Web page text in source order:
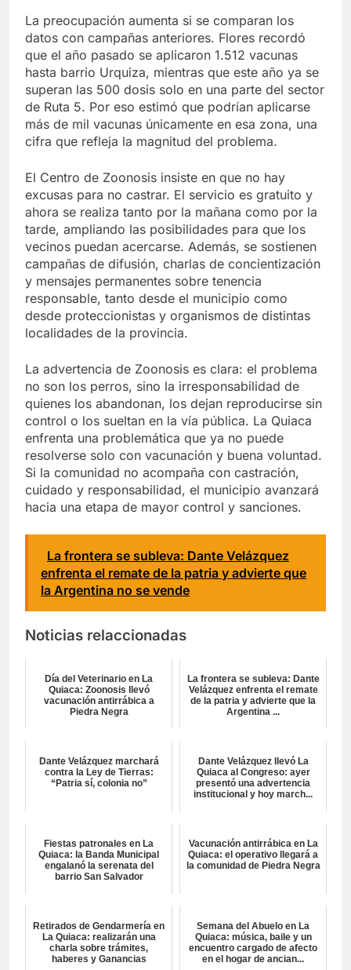
La preocupación aumenta si se comparan los
datos con campañas anteriores. Flores recordó
que el año pasado se aplicaron 1.512 vacunas
hasta barrio Urquiza, mientras que este año ya se
superan las 500 dosis solo en una parte del sector
de Ruta 5. Por eso estimó que podrían aplicarse
más de mil vacunas únicamente en esa zona, una
cifra que refleja la magnitud del problema.
El Centro de Zoonosis insiste en que no hay
excusas para no castrar. El servicio es gratuito y
ahora se realiza tanto por la mañana como por la
tarde, ampliando las posibilidades para que los
vecinos puedan acercarse. Además, se sostienen
campañas de difusión, charlas de concientización
y mensajes permanentes sobre tenencia
responsable, tanto desde el municipio como
desde proteccionistas y organismos de distintas
localidades de la provincia.
La advertencia de Zoonosis es clara: el problema
no son los perros, sino la irresponsabilidad de
quienes los abandonan, los dejan reproducirse sin
control o los sueltan en la vía pública. La Quiaca
enfrenta una problemática que ya no puede
resolverse solo con vacunación y buena voluntad.
Si la comunidad no acompaña con castración,
cuidado y responsabilidad, el municipio avanzará
hacia una etapa de mayor control y sanciones.
La frontera se subleva: Dante Velázquez
enfrenta el remate de la patria y advierte que
la Argentina no se vende
Noticias relaccionadas
Día del Veterinario en La
Quiaca: Zoonosis llevó
vacunación antirrábica a
Piedra Negra
La frontera se subleva: Dante
Velázquez enfrenta el remate
de la patria y advierte que la
Argentina ...
Dante Velázquez marchará
contra la Ley de Tierras:
“Patria sí, colonia no”
Dante Velázquez llevó La
Quiaca al Congreso: ayer
presentó una advertencia
institucional y hoy march...
Fiestas patronales en La
Quiaca: la Banda Municipal
engalanó la serenata del
barrio San Salvador
Vacunación antirrábica en La
Quiaca: el operativo llegará a
la comunidad de Piedra Negra
Retirados de Gendarmería en
La Quiaca: realizarán una
charla sobre trámites,
haberes y Ganancias
Semana del Abuelo en La
Quiaca: música, baile y un
encuentro cargado de afecto
en el hogar de ancian...